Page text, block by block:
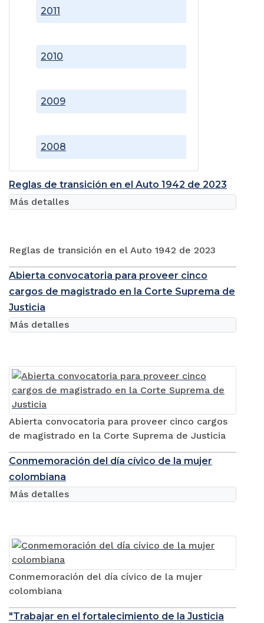
2008
2009
2010
2011
Reglas de transición en el Auto 1942 de 2023
Reglas de transición en el Auto 1942 de 2023
Más detalles
Abierta convocatoria para proveer cinco
cargos de magistrado en la Corte Suprema de
Justicia
Abierta convocatoria para proveer cinco cargos
de magistrado en la Corte Suprema de Justicia
Más detalles
Conmemoración del día cívico de la mujer
colombiana
Conmemoración del día cívico de la mujer
colombiana
Más detalles
"Trabajar en el fortalecimiento de la Justicia